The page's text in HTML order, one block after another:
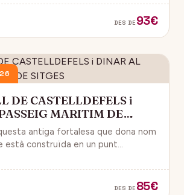
DES DE 93€
DE CASTELLDEFELS i
MARITIM DE
antiga fortalesa que dona nom
està construïda en un punt
DES DE 85€